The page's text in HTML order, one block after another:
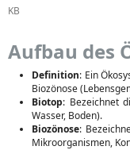
KB
Aufbau des
Definition: Ein
Biozönose
Biotop: Bezeichnet
Wasser, Boden).
Biozönose:
Mikroorganismen,